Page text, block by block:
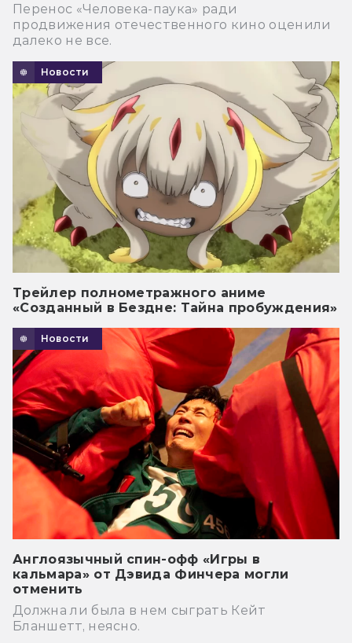
Перенос «Человека-паука» ради
продвижения отечественного кино оценили
далеко не все.
Новости
Трейлер полнометражного аниме
«Созданный в Бездне: Тайна пробуждения»
Новости
Англоязычный спин-офф «Игры в
кальмара» от Дэвида Финчера могли
отменить
Должна ли была в нем сыграть Кейт
Бланшетт, неясно.